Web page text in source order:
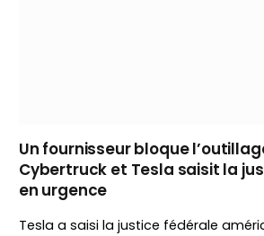
Un fournisseur bloque
Cybertruck et Tesla saisit la
en urgence
Tesla a saisi la justice fédérale